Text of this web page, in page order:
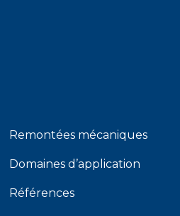
Remontées mécaniques
Domaines d’application
Références